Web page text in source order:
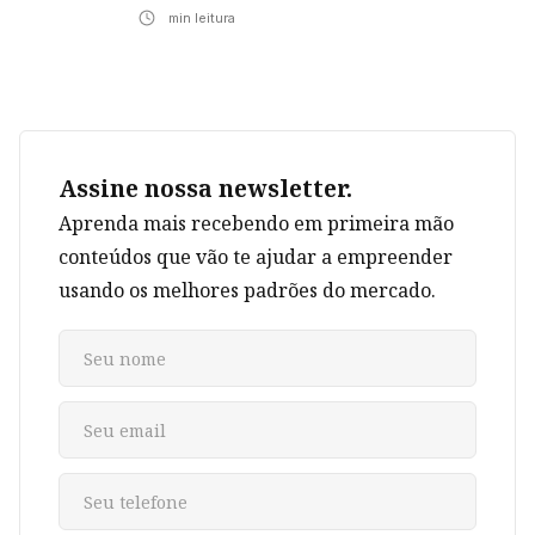
min leitura
Assine nossa newsletter.
Aprenda mais recebendo em primeira mão
conteúdos que vão te ajudar a empreender
usando os melhores padrões do mercado.